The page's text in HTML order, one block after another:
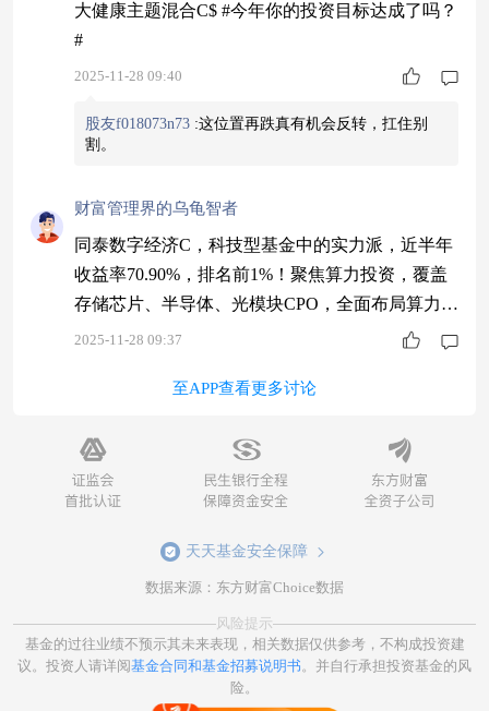
大健康主题混合C$ #今年你的投资目标达成了吗？
#
2025-11-28 09:40
股友f018073n73 :这位置再跌真有机会反转，扛住别
割。
财富管理界的乌龟智者
同泰数字经济C，科技型基金中的实力派，近半年
收益率70.90%，排名前1%！聚焦算力投资，覆盖
存储芯片、半导体、光模块CPO，全面布局算力产
业链，基金经理中科大毕业，有深厚半导体产业链
经济股票C$ #六部门印发促消费新方案！你看好哪
2025-11-28 09:37
至APP查看更多讨论
天天基金安全保障
数据来源：东方财富Choice数据
风险提示
基金的过往业绩不预示其未来表现，相关数据仅供参考，不构成投资建
议。投资人请详阅基金合同和基金招募说明书。并自行承担投资基金的风
险。